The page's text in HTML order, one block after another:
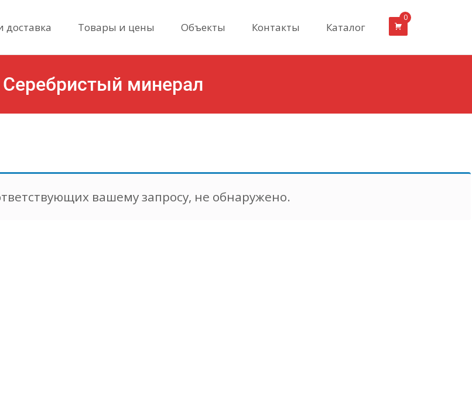
доставка Товары и цены Объекты Контакты Каталог
0
Серебристый минерал
вашему запросу, не обнаружено.